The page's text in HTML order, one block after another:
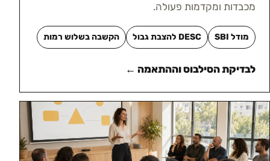
מכבדות ומקדמות פעולה.
מודל SBI DESC להצבת גבול הקשבה בשלוש רמות
לבדיקת הסילבוס וההתאמה ←